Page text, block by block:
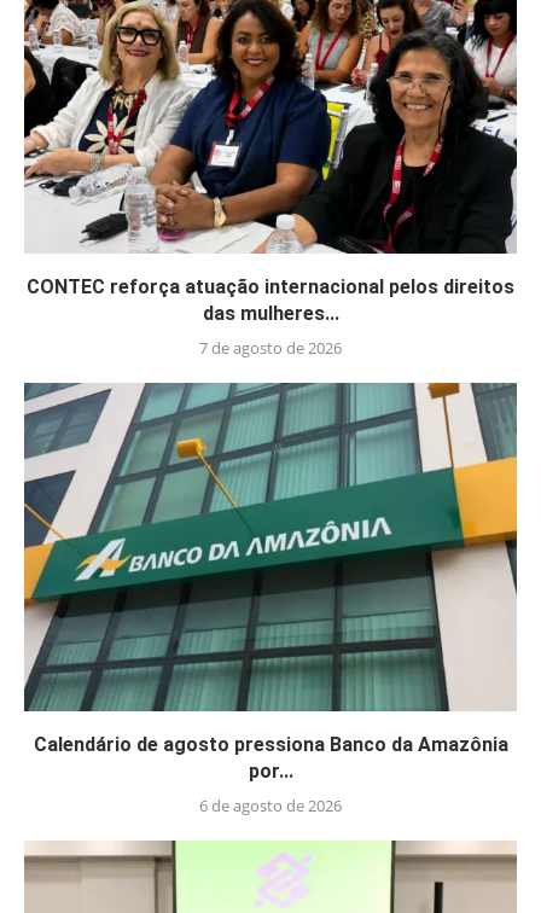
CONTEC reforça atuação internacional pelos direitos
das mulheres...
7 de agosto de 2026
Calendário de agosto pressiona Banco da Amazônia
por...
6 de agosto de 2026